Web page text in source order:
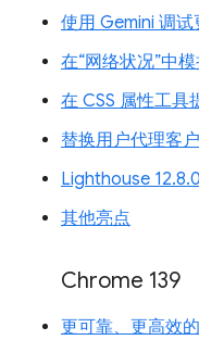
使用 Gemini 调
在“网络状况”中
在 CSS 属性工具
替换用户代理客
Lighthouse 12.8.0
其他亮点
Chrome 139
更可靠、更高效